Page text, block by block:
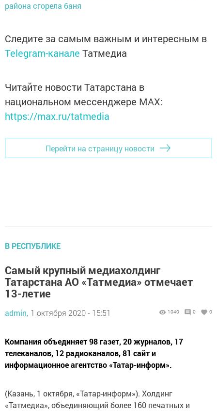
района сгорела баня
Следите за самым важным и интересным в
Telegram-канале Татмедиа
Читайте новости Татарстана в
национальном мессенджере MАХ:
https://max.ru/tatmedia
Перейти на страницу новости
В РЕСПУБЛИКЕ
Самый крупный медиахолдинг
Татарстана АО «Татмедиа» отмечает
13-летие
admin, 1 октября 2020 - 15:51 1040 0 0
Компания объединяет 98 газет, 20 журналов, 17
телеканалов, 12 радиоканалов, 81 сайт и
информационное агентство «Татар-информ».
(Казань, 1 октября, «Татар-информ»). Холдинг
«Татмедиа», объединяющий более 160 печатных и